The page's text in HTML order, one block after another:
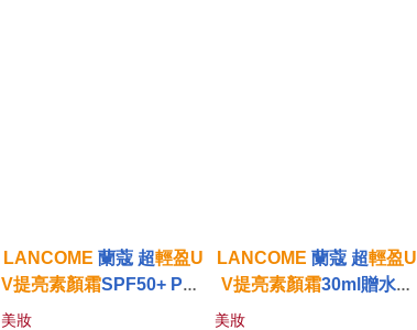
LANCOME 蘭蔻 超輕盈U
V提亮素顏霜SPF50+ PA+
+++(10ml)X5#珍珠白-公
美妝
LANCOME 蘭蔻 超輕盈U
V提亮素顏霜30ml贈水凝
露5ml[1mlX5]-公司貨
美妝